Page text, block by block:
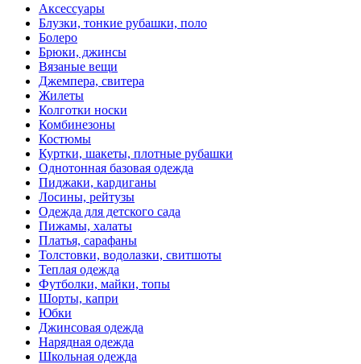
Аксессуары
Блузки, тонкие рубашки, поло
Болеро
Брюки, джинсы
Вязаные вещи
Джемпера, свитера
Жилеты
Колготки носки
Комбинезоны
Костюмы
Куртки, шакеты, плотные рубашки
Однотонная базовая одежда
Пиджаки, кардиганы
Лосины, рейтузы
Одежда для детского сада
Пижамы, халаты
Платья, сарафаны
Толстовки, водолазки, свитшоты
Теплая одежда
Футболки, майки, топы
Шорты, капри
Юбки
Джинсовая одежда
Нарядная одежда
Школьная одежда